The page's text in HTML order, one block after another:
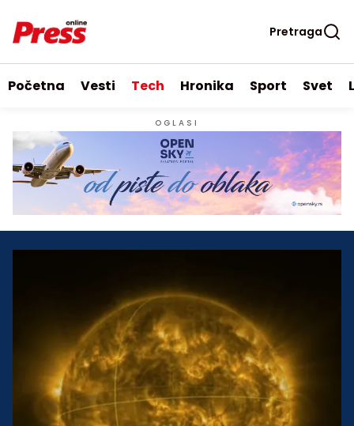
Pretraga
Početna Vesti Tech Hronika Sport Svet
OGLASI